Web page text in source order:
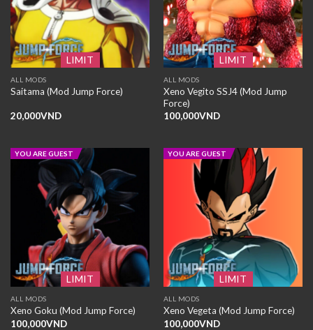
LIMIT
ALL MODS
Saitama (Mod Jump Force)
20,000VND
LIMIT
ALL MODS
Xeno Vegito SSJ4 (Mod Jump
Force)
100,000VND
LIMIT
YOU ARE GUEST
ALL MODS
Xeno Goku (Mod Jump Force)
100,000VND
LIMIT
YOU ARE GUEST
ALL MODS
Xeno Vegeta (Mod Jump Force)
100,000VND